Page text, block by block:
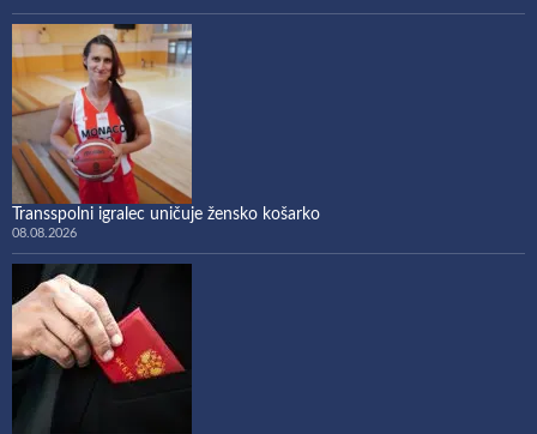
Transspolni igralec uničuje žensko košarko
08.08.2026